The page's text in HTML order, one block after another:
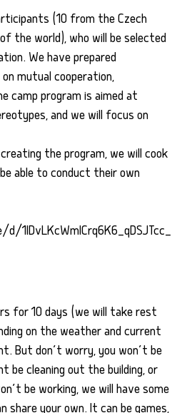
(10 from the Czech
the world), who will be selected
We have prepared
mutual cooperation,
camp program is aimed at
and we will focus on
the program, we will cook
able to conduct their own
for 10 days (we will take rest
on the weather and current
But don’t worry, you won’t be
be cleaning out the building, or
be working, we will have some